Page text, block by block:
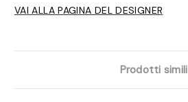
VAI ALLA PAGINA DEL DESIGNER
Prodotti simili